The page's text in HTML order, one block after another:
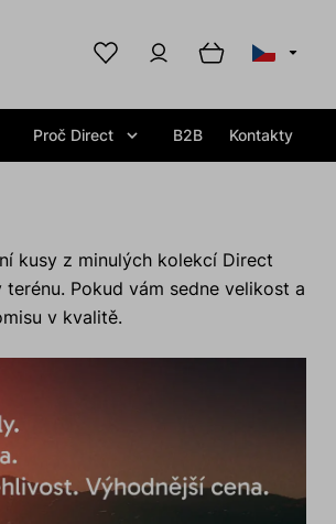
Proč Direct B2B Kontakty
kusy z minulých kolekcí Direct
Pokud vám sedne velikost a
v kvalitě.